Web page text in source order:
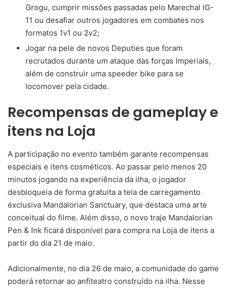
Grogu, cumprir missões passadas pelo Marechal IG-
11 ou desafiar outros jogadores em combates nos
formatos 1v1 ou 2v2;
Jogar na pele de novos Deputies que foram
recrutados durante um ataque das forças Imperiais,
além de construir uma speeder bike para se
locomover pela cidade.
Recompensas de gameplay e
itens na Loja
A participação no evento também garante recompensas
especiais e itens cosméticos. Ao passar pelo menos 20
minutos jogando na experiência da ilha, o jogador
desbloqueia de forma gratuita a tela de carregamento
exclusiva Mandalorian Sanctuary, que destaca uma arte
conceitual do filme. Além disso, o novo traje Mandalorian
Pen & Ink ficará disponível para compra na Loja de itens a
partir do dia 21 de maio.
Adicionalmente, no dia 26 de maio, a comunidade do game
poderá retornar ao anfiteatro construído na ilha. Nesse